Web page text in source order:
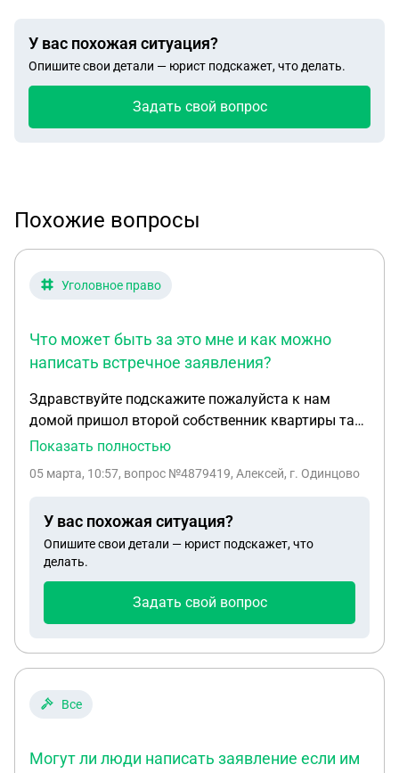
У вас похожая ситуация?
Опишите свои детали — юрист подскажет, что делать.
Задать свой вопрос
Похожие вопросы
Уголовное право
Что может быть за это мне и как можно
написать встречное заявления?
Здравствуйте подскажите пожалуйста к нам
домой пришол второй собственник квартиры так
как мы не хотим покупать вторую комнату то
кричать матом и махать руками я заступился так
еще пошла на меня заявления написала 119 ст!
Что может быть за это мне и как можно написать
встречное заявления?
Показать полностью
05 марта, 10:57, вопрос №4879419, Алексей, г. Одинцово
У вас похожая ситуация?
Опишите свои детали — юрист подскажет, что
делать.
Задать свой вопрос
Все
Могут ли люди написать заявление если им